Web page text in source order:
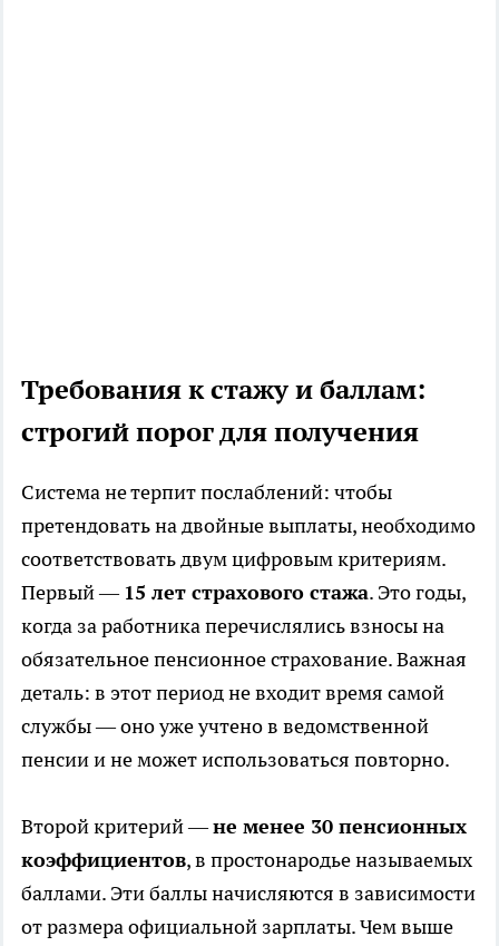
Требования к стажу и баллам:
строгий порог для получения
Система не терпит послаблений: чтобы
претендовать на двойные выплаты, необходимо
соответствовать двум цифровым критериям.
Первый — 15 лет страхового стажа. Это годы,
когда за работника перечислялись взносы на
обязательное пенсионное страхование. Важная
деталь: в этот период не входит время самой
службы — оно уже учтено в ведомственной
пенсии и не может использоваться повторно.
Второй критерий —не менее 30 пенсионных
коэффициентов, в простонародье называемых
баллами. Эти баллы начисляются в зависимости
от размера официальной зарплаты. Чем выше